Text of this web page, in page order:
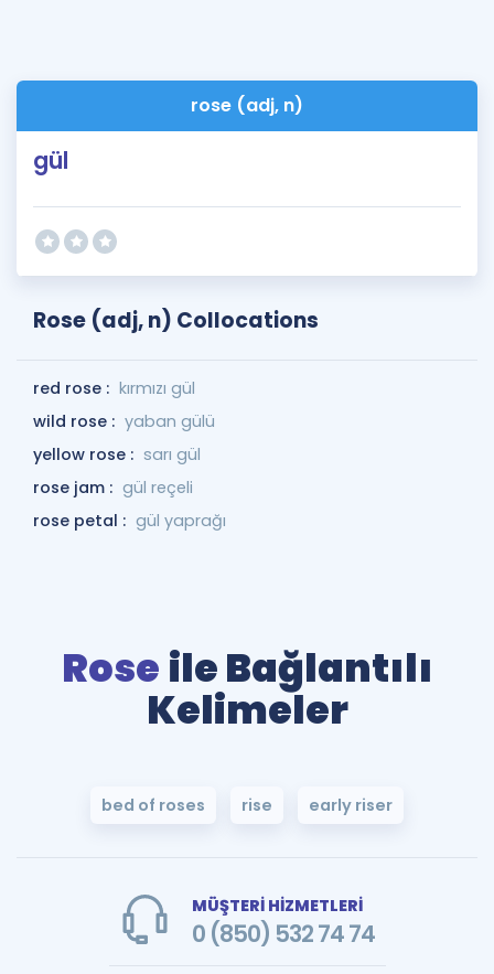
rose (adj, n)
gül
Rose (adj, n) Collocations
red rose : kırmızı gül
wild rose : yaban gülü
yellow rose : sarı gül
rose jam : gül reçeli
rose petal : gül yaprağı
Rose ile Bağlantılı
Kelimeler
bed of roses rise early riser
MÜŞTERİ HİZMETLERİ
0 (850) 532 74 74